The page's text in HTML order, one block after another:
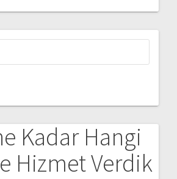
Kadar Hangi
Hizmet Verdik